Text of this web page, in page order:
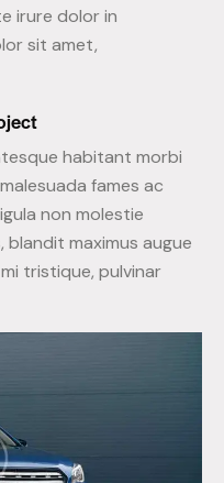
irure dolor in
sit amet,
habitant morbi
fames ac
non molestie
maximus augue
tristique, pulvinar